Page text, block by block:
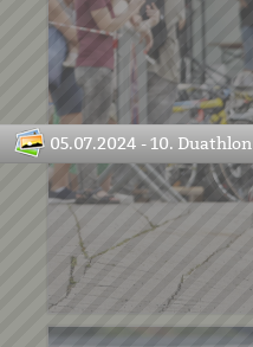
05.07.2024 - 10. Duathlon